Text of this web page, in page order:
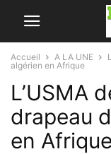
Accueil A LA UNE
algérien en Afrique
L’USMA
drapeau
en Afrique